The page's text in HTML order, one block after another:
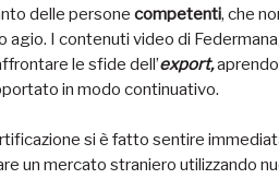
delle persone competenti, che
agio. I contenuti video di
le sfide dell’export,
in modo continuativo.
si è fatto sentire
un mercato straniero utilizzando